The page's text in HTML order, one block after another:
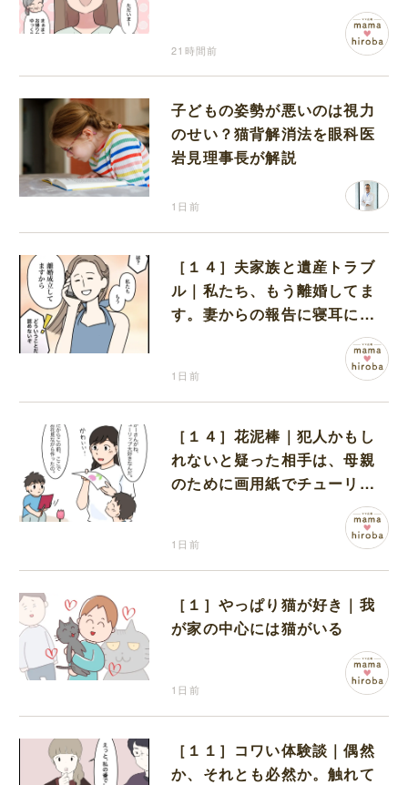
21時間前
子どもの姿勢が悪いのは視力
のせい？猫背解消法を眼科医
岩見理事長が解説
1日前
［１４］夫家族と遺産トラブ
ル｜私たち、もう離婚してま
す。妻からの報告に寝耳に水
1日前
［１４］花泥棒｜犯人かもし
れないと疑った相手は、母親
のために画用紙でチューリッ
プを作っていただけだった
1日前
［１］やっぱり猫が好き｜我
が家の中心には猫がいる
1日前
［１１］コワい体験談｜偶然
か、それとも必然か。触れて